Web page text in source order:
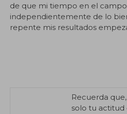
de que mi tiempo en el
independientemente de lo
repente mis resultados
Recuerda
solo tu